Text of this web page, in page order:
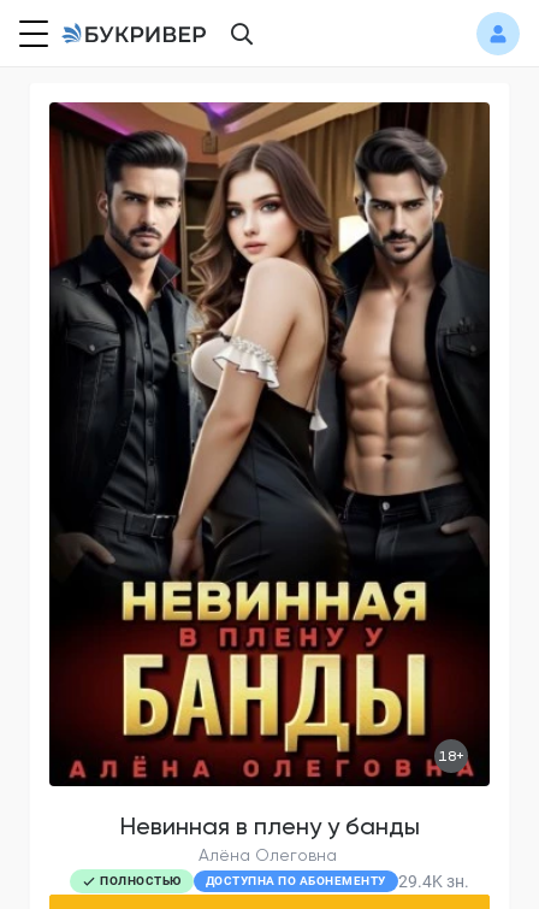
18+
Невинная в плену у банды
Алёна Олеговна
ПОЛНОСТЬЮ ДОСТУПНА ПО АБОНЕМЕНТУ 29.4K зн.